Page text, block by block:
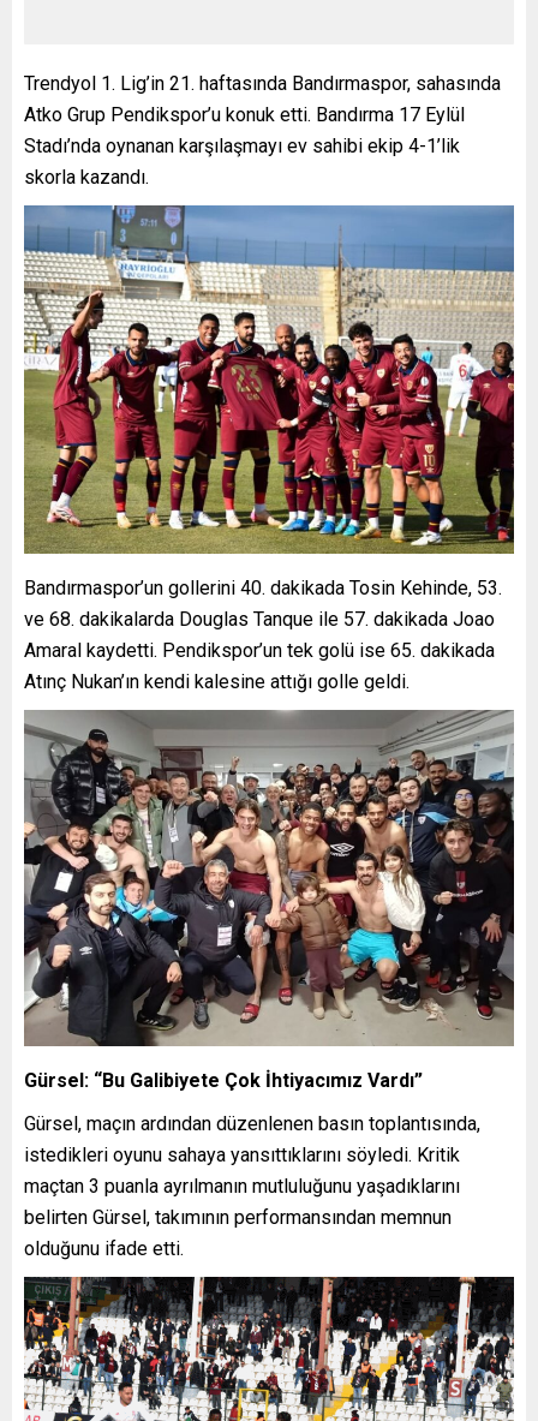
Trendyol 1. Lig’in 21. haftasında Bandırmaspor, sahasında
Atko Grup Pendikspor’u konuk etti. Bandırma 17 Eylül
Stadı’nda oynanan karşılaşmayı ev sahibi ekip 4-1’lik
skorla kazandı.
Bandırmaspor’un gollerini 40. dakikada Tosin Kehinde, 53.
ve 68. dakikalarda Douglas Tanque ile 57. dakikada Joao
Amaral kaydetti. Pendikspor’un tek golü ise 65. dakikada
Atınç Nukan’ın kendi kalesine attığı golle geldi.
Gürsel: “Bu Galibiyete Çok İhtiyacımız Vardı”
Gürsel, maçın ardından düzenlenen basın toplantısında,
istedikleri oyunu sahaya yansıttıklarını söyledi. Kritik
maçtan 3 puanla ayrılmanın mutluluğunu yaşadıklarını
belirten Gürsel, takımının performansından memnun
olduğunu ifade etti.